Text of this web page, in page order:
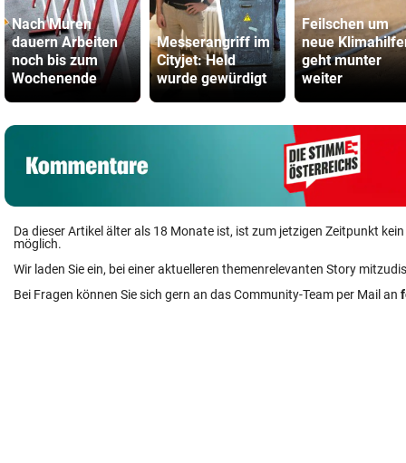
Nach Muren
dauern Arbeiten
noch bis zum
Wochenende
Messerangriff im
Cityjet: Held
wurde gewürdigt
Feilschen um
neue
geht munter
weiter
Da dieser Artikel älter als 18 Monate ist, ist zum jetzigen Zeitpunkt
möglich.
Wir laden Sie ein, bei einer aktuelleren themenrelevanten Story
Bei Fragen können Sie sich gern an das Community-Team per Mail an